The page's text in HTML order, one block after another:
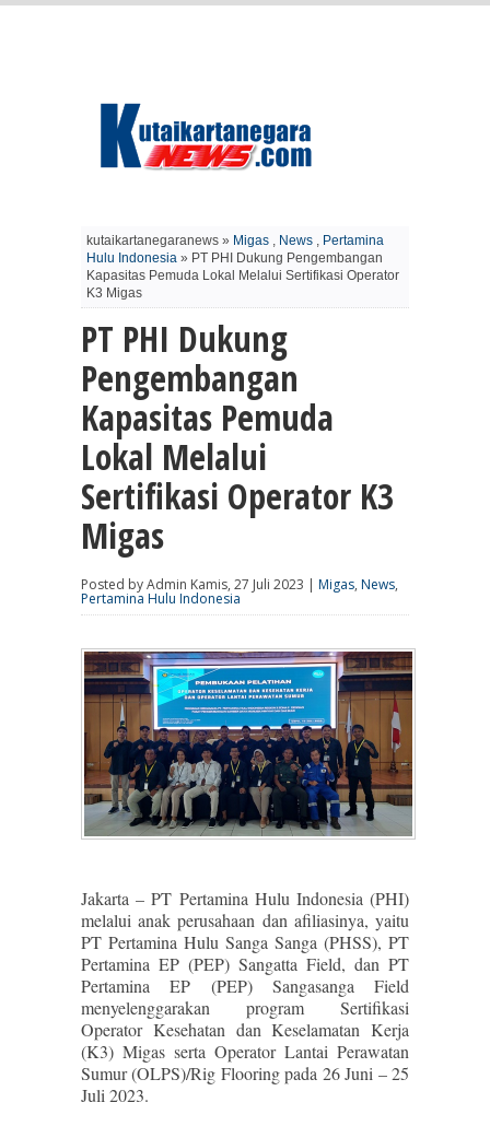
kutaikartanegaranews » Migas , News , Pertamina
Hulu Indonesia » PT PHI Dukung Pengembangan
Kapasitas Pemuda Lokal Melalui Sertifikasi Operator
K3 Migas
PT PHI Dukung
Pengembangan
Kapasitas Pemuda
Lokal Melalui
Sertifikasi Operator K3
Migas
Posted by Admin Kamis, 27 Juli 2023 | Migas, News,
Pertamina Hulu Indonesia
Jakarta – PT Pertamina Hulu Indonesia (PHI)
melalui anak perusahaan dan afiliasinya, yaitu
PT Pertamina Hulu Sanga Sanga (PHSS), PT
Pertamina EP (PEP) Sangatta Field, dan PT
Pertamina EP (PEP) Sangasanga Field
menyelenggarakan program Sertifikasi
Operator Kesehatan dan Keselamatan Kerja
(K3) Migas serta Operator Lantai Perawatan
Sumur (OLPS)/Rig Flooring pada 26 Juni – 25
Juli 2023.